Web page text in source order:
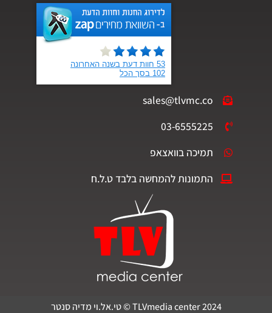
sales@tlvmc.co
03-6555225
תמיכה בוואצאפ
התמונות להמחשה בלבד ט.ל.ח
TLVmedia center 2024 © טי.אל.וי מדיה סנטר